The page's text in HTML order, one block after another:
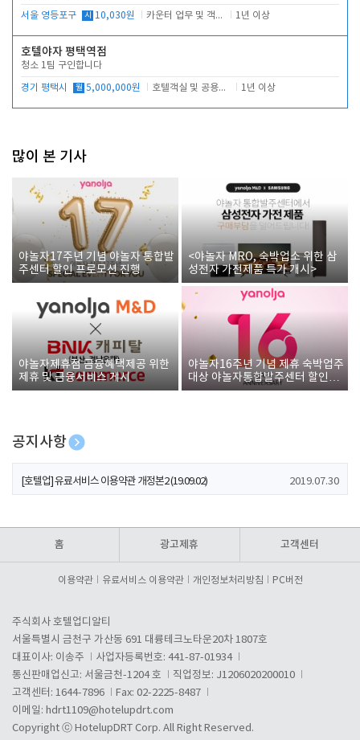
서울 영등포구 시 10,030원 카운터 업무 및 객실관리(청소상태 확인, 객실판매) 1년 이상
호텔야자 평택역점
청소 1팀 구인합니다
경기 평택시 월 5,000,000원 호텔객실 및 공용시설 청소 관리 1년 이상
많이 본 기사
야놀자17주년 기념 야놀자 통합발
주센터 할인 프로모션 진행
<야놀자 MRO, 숙박업소 위한 삼
성전자 가전제품 특가 개시>
야놀자제휴점 금융혜택제공 위한
제휴 및 금융서비스 게시
야놀자16주년 기념 제휴 숙박업주
대상 야놀자통합발주센터 할인쿠
폰 증정
공지사항
[호텔업] 개인정보 처리방침 개정본1 (19.09.02)
[호텔업] 유료서비스 이용약관 개정본2 (19.09.02) 2019.07.30
홈 광고제휴 고객센터
이용약관 유료서비스 이용약관 개인정보처리방침 PC버전
주식회사 호텔업디알티
서울특별시 금천구 가산동 691 대륭테크노타운20차 1807호
대표이사: 이송주
사업자등록번호: 441-87-01934
통신판매업신고: 서울금천-1204 호
직업정보: J1206020200010
고객센터: 1644-7896
Fax: 02-2225-8487
이메일: hdrt1109@hotelupdrt.com
Copyright ⓒ HotelupDRT Corp. All Right Reserved.